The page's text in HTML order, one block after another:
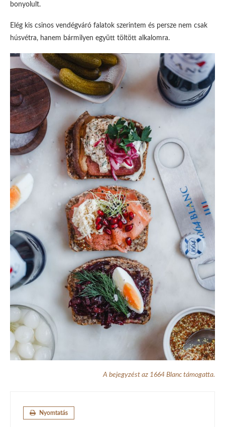
bonyolult.
Elég kis csinos vendégváró falatok szerintem és persze nem csak
húsvétra, hanem bármilyen együtt töltött alkalomra.
A bejegyzést az 1664 Blanc támogatta.
Nyomtatás